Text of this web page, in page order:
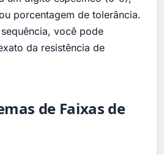
porcentagem de tolerância.
você pode
da resistência de
de Faixas de